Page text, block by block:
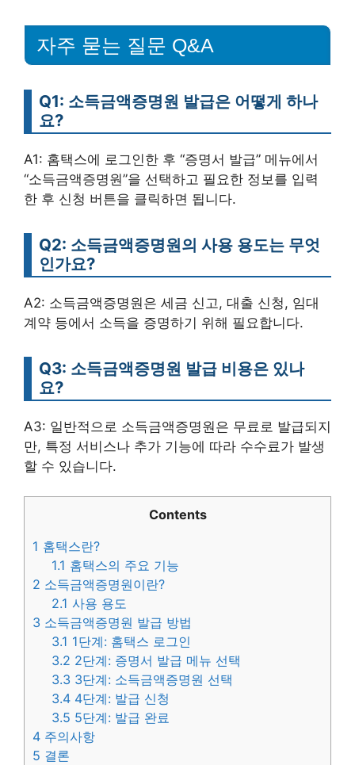
자주 묻는 질문 Q&A
Q1: 소득금액증명원 발급은 어떻게 하나
요?
A1: 홈택스에 로그인한 후 “증명서 발급” 메뉴에서
“소득금액증명원”을 선택하고 필요한 정보를 입력
한 후 신청 버튼을 클릭하면 됩니다.
Q2: 소득금액증명원의 사용 용도는 무엇
인가요?
A2: 소득금액증명원은 세금 신고, 대출 신청, 임대
계약 등에서 소득을 증명하기 위해 필요합니다.
Q3: 소득금액증명원 발급 비용은 있나
요?
A3: 일반적으로 소득금액증명원은 무료로 발급되지
만, 특정 서비스나 추가 기능에 따라 수수료가 발생
할 수 있습니다.
Contents
1 홈택스란?
1.1 홈택스의 주요 기능
2 소득금액증명원이란?
2.1 사용 용도
3 소득금액증명원 발급 방법
3.1 1단계: 홈택스 로그인
3.2 2단계: 증명서 발급 메뉴 선택
3.3 3단계: 소득금액증명원 선택
3.4 4단계: 발급 신청
3.5 5단계: 발급 완료
4 주의사항
5 결론